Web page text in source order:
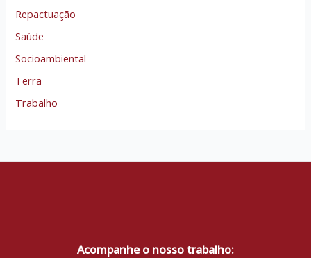
Repactuação
Saúde
Socioambiental
Terra
Trabalho
Acompanhe o nosso trabalho: